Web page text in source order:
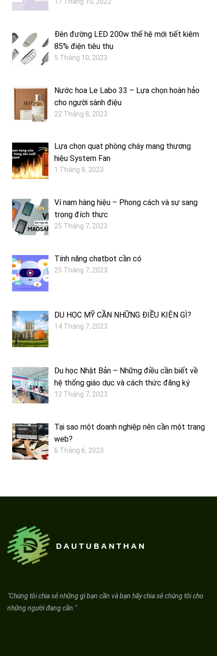
Đèn đường LED 200w thế hệ mới tiết kiệm
85% điện tiêu thụ
5 Tháng 10, 2023
Nước hoa Le Labo 33 – Lựa chọn hoàn hảo
cho người sành điệu
22 Tháng 8, 2023
Lựa chọn quạt phòng cháy mang thương
hiệu System Fan
1 Tháng 8, 2023
Ví nam hàng hiệu – Phong cách và sự sang
trọng đích thực
25 Tháng 7, 2023
Tính năng chatbot cần có
25 Tháng 7, 2023
DU HỌC MỸ CẦN NHỮNG ĐIỀU KIỆN GÌ?
14 Tháng 7, 2023
Du học Nhật Bản – Những điều cần biết về
hệ thống giáo dục và cách thức đăng ký
12 Tháng 7, 2023
Tại sao một doanh nghiệp nên cần một trang
web?
6 Tháng 6, 2023
"Chúng tôi chia sẻ những gì bạn cần và bạn hãy chia sẻ chúng tôi cho
những người đang cần."